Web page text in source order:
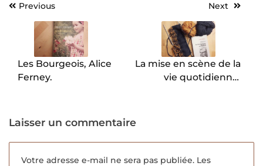
Navigation
l’article
Previous
Les Bourgeois, Alice
Ferney.
Next
La mise en scène de la
vie quotidienne,
Laisser un commentaire
Votre adresse e-mail ne sera pas publiée. Les